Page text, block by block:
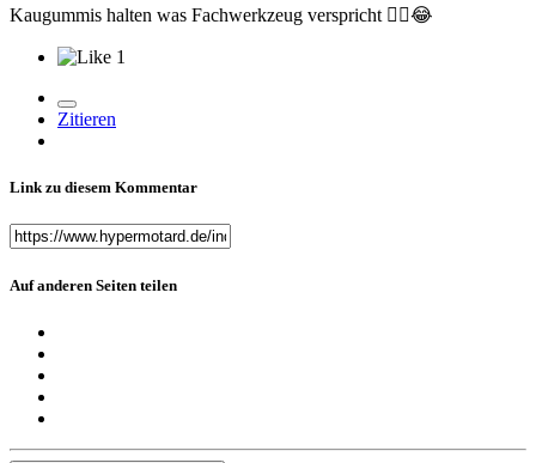
Kaugummis halten was Fachwerkzeug verspricht ☝😂
1
Zitieren
Link zu diesem Kommentar
Auf anderen Seiten teilen